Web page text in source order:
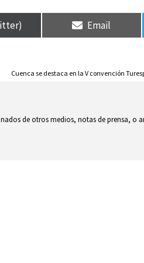
Email
Cuenca se destaca en la V convención
de otros medios, notas de prensa, o